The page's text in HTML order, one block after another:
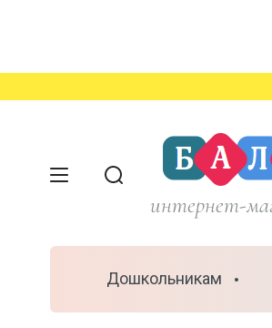
интернет-
Дошкольникам